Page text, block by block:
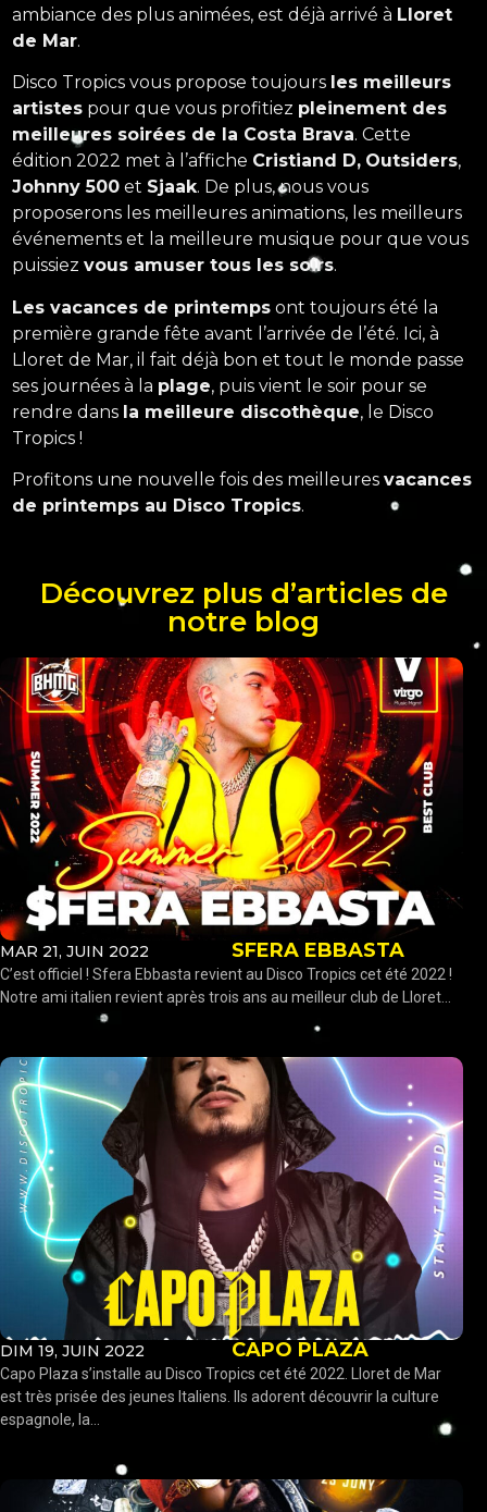
ambiance des plus animées, est déjà arrivé à Lloret
de Mar.
Disco Tropics vous propose toujours les meilleurs
artistes pour que vous profitiez pleinement des
meilleures soirées de la Costa Brava. Cette
édition 2022 met à l’affiche Cristiand D, Outsiders,
Johnny 500 et Sjaak. De plus, nous vous
proposerons les meilleures animations, les meilleurs
événements et la meilleure musique pour que vous
puissiezvous amuser tous les soirs.
Les vacances de printemps ont toujours été la
première grande fête avant l’arrivée de l’été. Ici, à
Lloret de Mar, il fait déjà bon et tout le monde passe
ses journées à la plage, puis vient le soir pour se
rendre dans la meilleure discothèque, le Disco
Tropics !
Profitons une nouvelle fois des meilleuresvacances
de printemps au Disco Tropics.
Découvrez plus d’articles de
notre blog
MAR 21, JUIN 2022 SFERA EBBASTA
C’est officiel ! Sfera Ebbasta revient au Disco Tropics cet été 2022 !
Notre ami italien revient après trois ans au meilleur club de Lloret...
DIM 19, JUIN 2022 CAPO PLAZA
Capo Plaza s’installe au Disco Tropics cet été 2022. Lloret de Mar
est très prisée des jeunes Italiens. Ils adorent découvrir la culture
espagnole, la...